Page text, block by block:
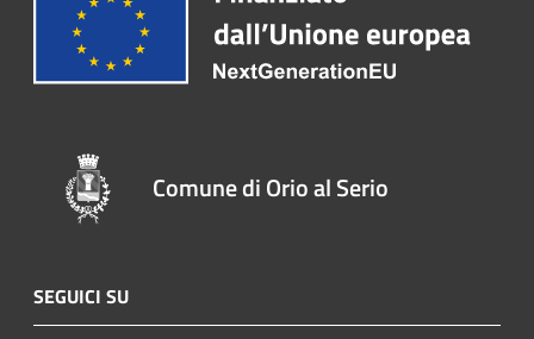
Comune di Orio al Serio
SEGUICI SU